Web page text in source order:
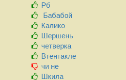
Рб
Бабабой
Калико
Шершень
четверка
Втентакле
чи не
Шкила